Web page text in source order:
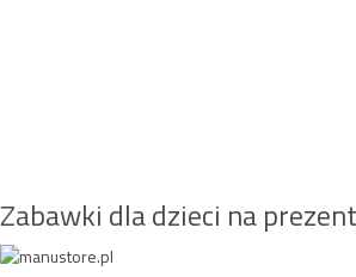
Zabawki dla dzieci na prezent